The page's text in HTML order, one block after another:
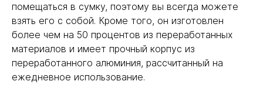
помещаться в сумку, поэтому вы всегда можете
взять его с собой. Кроме того, он изготовлен
более чем на 50 процентов из переработанных
материалов и имеет прочный корпус из
переработанного алюминия, рассчитанный на
ежедневное использование.